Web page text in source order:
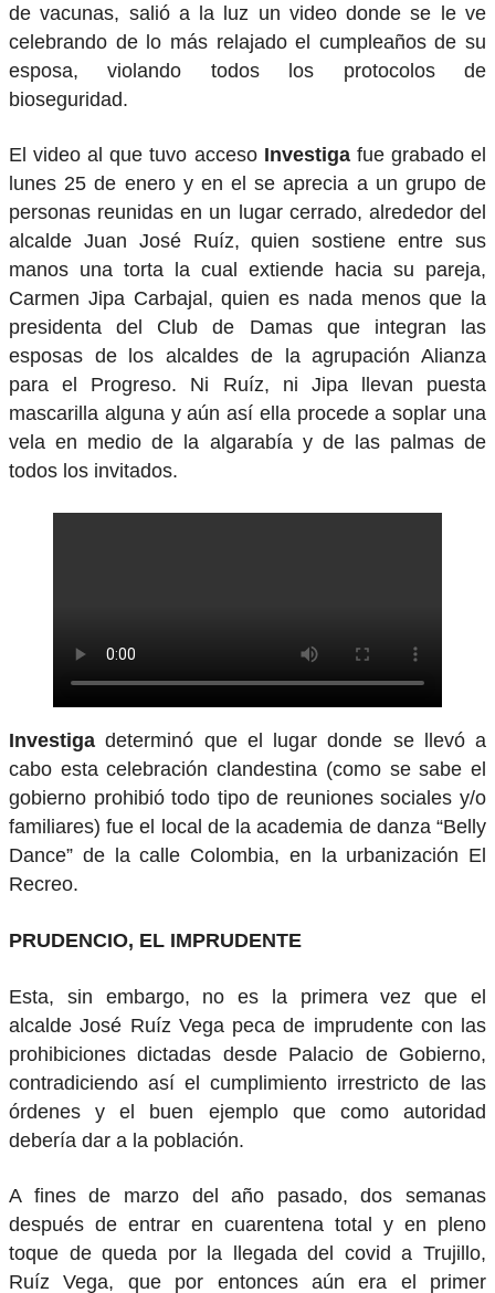
de vacunas, salió a la luz un video donde se le ve
celebrando de lo más relajado el cumpleaños de su
esposa, violando todos los protocolos de
bioseguridad.
El video al que tuvo acceso Investigafue grabado el
lunes 25 de enero y en el se aprecia a un grupo de
personas reunidas en un lugar cerrado, alrededor del
alcalde Juan José Ruíz, quien sostiene entre sus
manos una torta la cual extiende hacia su pareja,
Carmen Jipa Carbajal, quien es nada menos que la
presidenta del Club de Damas que integran las
esposas de los alcaldes de la agrupación Alianza
para el Progreso. Ni Ruíz, ni Jipa llevan puesta
mascarilla alguna y aún así ella procede a soplar una
vela en medio de la algarabía y de las palmas de
todos los invitados.
Investiga determinó que el lugar donde se llevó a
cabo esta celebración clandestina (como se sabe el
gobierno prohibió todo tipo de reuniones sociales y/o
familiares) fue el local de la academia de danza “Belly
Dance” de la calle Colombia, en la urbanización El
Recreo.
PRUDENCIO, EL IMPRUDENTE
Esta, sin embargo, no es la primera vez que el
alcalde José Ruíz Vega peca de imprudente con las
prohibiciones dictadas desde Palacio de Gobierno,
contradiciendo así el cumplimiento irrestricto de las
órdenes y el buen ejemplo que como autoridad
debería dar a la población.
A fines de marzo del año pasado, dos semanas
después de entrar en cuarentena total y en pleno
toque de queda por la llegada del covid a Trujillo,
Ruíz Vega, que por entonces aún era el primer